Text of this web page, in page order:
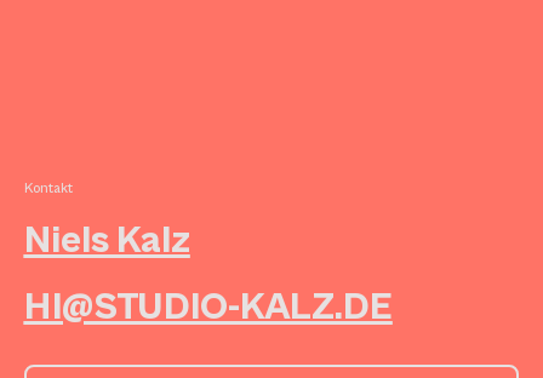
Kontakt
Niels Kalz
HI@STUDIO-KALZ.DE